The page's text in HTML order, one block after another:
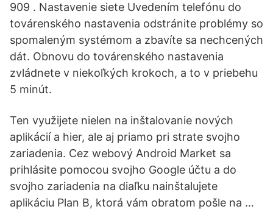
909 . Nastavenie siete Uvedením telefónu do
továrenského nastavenia odstránite problémy so
spomaleným systémom a zbavíte sa nechcených
dát. Obnovu do továrenského nastavenia
zvládnete v niekoľkých krokoch, a to v priebehu
5 minút.
Ten využijete nielen na inštalovanie nových
aplikácií a hier, ale aj priamo pri strate svojho
zariadenia. Cez webový Android Market sa
prihlásite pomocou svojho Google účtu a do
svojho zariadenia na diaľku nainštalujete
aplikáciu Plan B, ktorá vám obratom pošle na …